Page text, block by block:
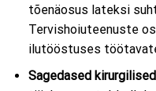
tõenäosus lateksi
Tervishoiuteenuste
ilutööstuses
Sagedased